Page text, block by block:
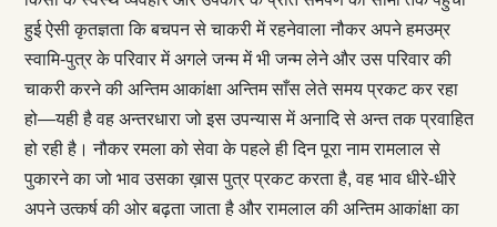
हुई ऐसी कृतज्ञता कि बचपन से चाकरी में रहनेवाला नौकर अपने हमउम्र
स्वामि-पुत्र के परिवार में अगले जन्म में भी जन्म लेने और उस परिवार की
चाकरी करने की अन्तिम आकांक्षा अन्तिम साँस लेते समय प्रकट कर रहा
हो—यही है वह अन्तरधारा जो इस उपन्यास में अनादि से अन्त तक प्रवाहित
हो रही है। नौकर रमला को सेवा के पहले ही दिन पूरा नाम रामलाल से
पुकारने का जो भाव उसका ख़ास पुत्र प्रकट करता है, वह भाव धीरे-धीरे
अपने उत्कर्ष की ओर बढ़ता जाता है और रामलाल की अन्तिम आकांक्षा का